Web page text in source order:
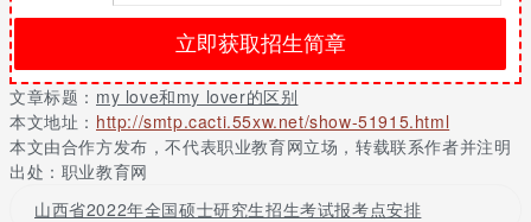
vt.
喜欢;喜爱;喜好;爱慕
n.
热爱;爱情，爱意;疼爱;爱人，所爱之物
第三人称单数： loves 复数： loves 现在分词： loving 过去式：
loved 过去分词： loved
文章标题： my love和my lover的区别
本文地址： http://smtp.cacti.55xw.net/show-51915.html
本文由合作方发布，不代表职业教育网立场，转载联系作者并注明
出处：职业教育网
山西省2022年全国硕士研究生招生考试报考点安排